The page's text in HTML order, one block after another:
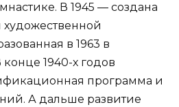
В 1945 — создана
в 1963 в
1940-х годов
программа и
А дальше развитие